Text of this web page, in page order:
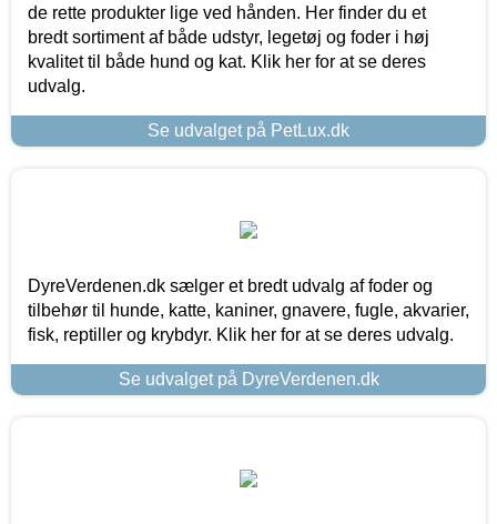
de rette produkter lige ved hånden. Her finder du et
bredt sortiment af både udstyr, legetøj og foder i høj
kvalitet til både hund og kat. Klik her for at se deres
udvalg.
Se udvalget på PetLux.dk
DyreVerdenen.dk sælger et bredt udvalg af foder og
tilbehør til hunde, katte, kaniner, gnavere, fugle, akvarier,
fisk, reptiller og krybdyr. Klik her for at se deres udvalg.
Se udvalget på DyreVerdenen.dk